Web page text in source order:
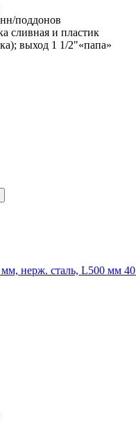
поддонов
сливная и пластик
выход 1 1/2"«папа»
нерж. сталь, L500 мм